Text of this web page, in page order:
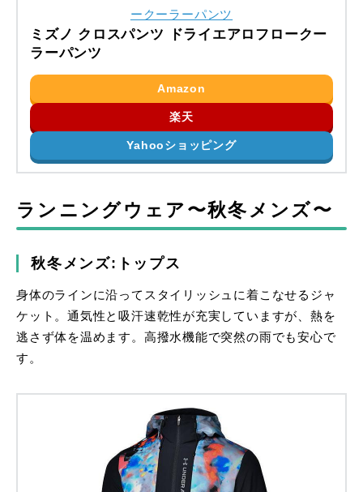
ミズノ クロスパンツ ドライエアロフロークー
ラーパンツ
Amazon
楽天
Yahooショッピング
ランニングウェア〜秋冬メンズ〜
秋冬メンズ:トップス
身体のラインに沿ってスタイリッシュに着こなせるジャ
ケット。通気性と吸汗速乾性が充実していますが、熱を
逃さず体を温めます。高撥水機能で突然の雨でも安心で
す。